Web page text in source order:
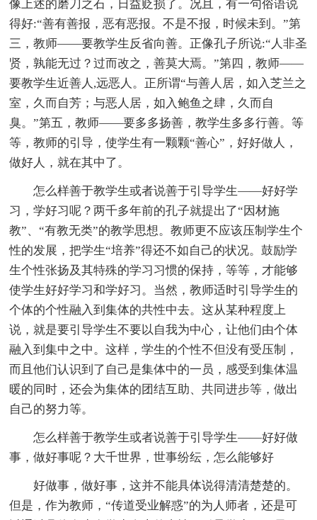
像上述的磨刀之石，日益贬损了。况且，有一句俗语说
得好:“善有善报，恶有恶报。不是不报，时候未到。”第
三，教师——要教学生反省向善。正像孔子所说:“人非圣
贤，孰能无过？过而改之，善莫大焉。”第四，教师——
要教学生近善人,远恶人。正所谓“与善人居，如入芝兰之
室，久而自芳；与恶人居，如入鲍鱼之肆，久而自
臭。”第五，教师——要多多扬善，教学生多多行善。等
等，教师的引导，使学生有一颗颗“善心”，好好做人，
做好人，就在其中了。
怎么样善于教学生或者说善于引导学生——好好学
习，学好习呢？两千多年前的孔子就提出了“因材施
教”、“有教无类”的教学思想。教师更不应该压制学生个
性的发展，把学生“培养”得还不如自己的状况。鼓励学
生个性张扬及其特殊的学习习惯的保持，等等，才能够
使学生好好学习和学好习。当然，教师适时引导学生的
个体的个性融入到集体的共性中去。这从某种程度上
说，就是要引导学生不要以自我为中心，让他们由个体
融入到集中之中。这样，学生的个性不但没有受压制，
而且他们认识到了自己是集体中的一员，感受到集体温
暖的同时，还会为集体的团结互助、共同进步等，做出
自己的努力等。
怎么样善于教学生或者说善于引导学生——好好做
事，做好事呢？大千世界，世事纷纭，怎么能够好
好做事，做好事，这并不能具体说得清清楚楚的。
但是，作为教师，“传道受业解惑”的为人师者，还是可